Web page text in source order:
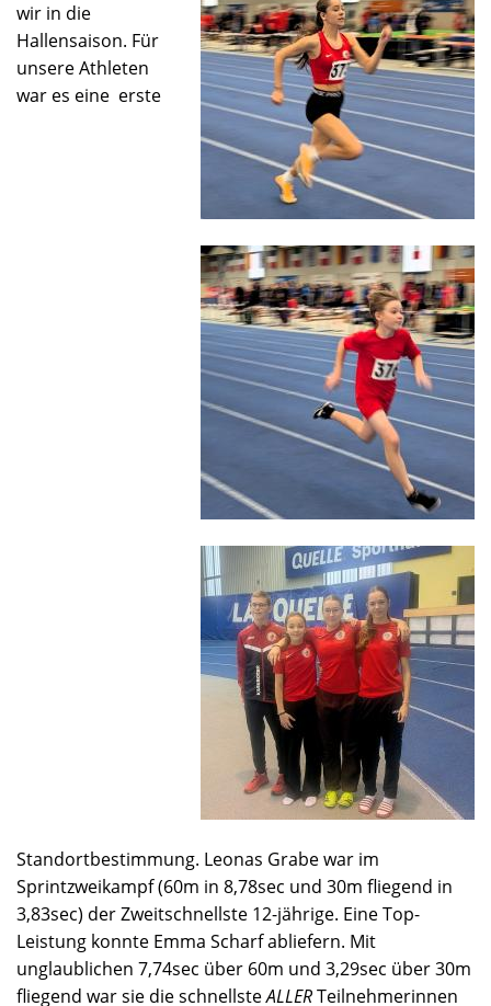
wir in die
Hallensaison. Für
unsere Athleten
war es eine erste
Standortbestimmung. Leonas Grabe war im
Sprintzweikampf (60m in 8,78sec und 30m fliegend in
3,83sec) der Zweitschnellste 12-jährige. Eine Top-
Leistung konnte Emma Scharf abliefern. Mit
unglaublichen 7,74sec über 60m und 3,29sec über 30m
fliegend war sie die schnellsteALLERTeilnehmerinnen